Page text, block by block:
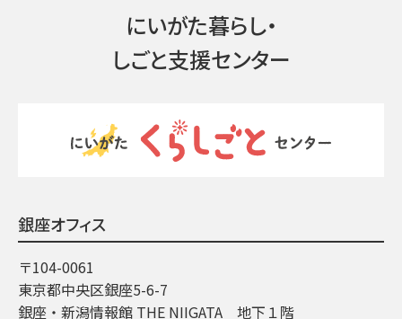
にいがた暮らし・
しごと支援センター
銀座オフィス
〒104-0061
東京都中央区銀座5-6-7
銀座・新潟情報館 THE NIIGATA 地下１階